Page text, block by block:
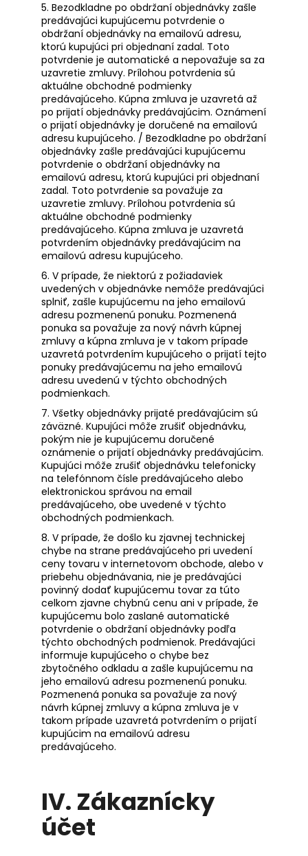
5. Bezodkladne po obdržaní objednávky zašle
predávajúci kupujúcemu potvrdenie o
obdržaní objednávky na emailovú adresu,
ktorú kupujúci pri objednaní zadal. Toto
potvrdenie je automatické a nepovažuje sa za
uzavretie zmluvy. Prílohou potvrdenia sú
aktuálne obchodné podmienky
predávajúceho. Kúpna zmluva je uzavretá až
po prijatí objednávky predávajúcim. Oznámení
o prijatí objednávky je doručené na emailovú
adresu kupujúceho. / Bezodkladne po obdržaní
objednávky zašle predávajúci kupujúcemu
potvrdenie o obdržaní objednávky na
emailovú adresu, ktorú kupujúci pri objednaní
zadal. Toto potvrdenie sa považuje za
uzavretie zmluvy. Prílohou potvrdenia sú
aktuálne obchodné podmienky
predávajúceho. Kúpna zmluva je uzavretá
potvrdením objednávky predávajúcim na
emailovú adresu kupujúceho.
6. V prípade, že niektorú z požiadaviek
uvedených v objednávke nemôže predávajúci
splniť, zašle kupujúcemu na jeho emailovú
adresu pozmenenú ponuku. Pozmenená
ponuka sa považuje za nový návrh kúpnej
zmluvy a kúpna zmluva je v takom prípade
uzavretá potvrdením kupujúceho o prijatí tejto
ponuky predávajúcemu na jeho emailovú
adresu uvedenú v týchto obchodných
podmienkach.
7. Všetky objednávky prijaté predávajúcim sú
záväzné. Kupujúci môže zrušiť objednávku,
pokým nie je kupujúcemu doručené
oznámenie o prijatí objednávky predávajúcim.
Kupujúci môže zrušiť objednávku telefonicky
na telefónnom čísle predávajúceho alebo
elektronickou správou na email
predávajúceho, obe uvedené v týchto
obchodných podmienkach.
8. V prípade, že došlo ku zjavnej technickej
chybe na strane predávajúceho pri uvedení
ceny tovaru v internetovom obchode, alebo v
priebehu objednávania, nie je predávajúci
povinný dodať kupujúcemu tovar za túto
celkom zjavne chybnú cenu ani v prípade, že
kupujúcemu bolo zaslané automatické
potvrdenie o obdržaní objednávky podľa
týchto obchodných podmienok. Predávajúci
informuje kupujúceho o chybe bez
zbytočného odkladu a zašle kupujúcemu na
jeho emailovú adresu pozmenenú ponuku.
Pozmenená ponuka sa považuje za nový
návrh kúpnej zmluvy a kúpna zmluva je v
takom prípade uzavretá potvrdením o prijatí
kupujúcim na emailovú adresu
predávajúceho.
IV. Zákaznícky
účet